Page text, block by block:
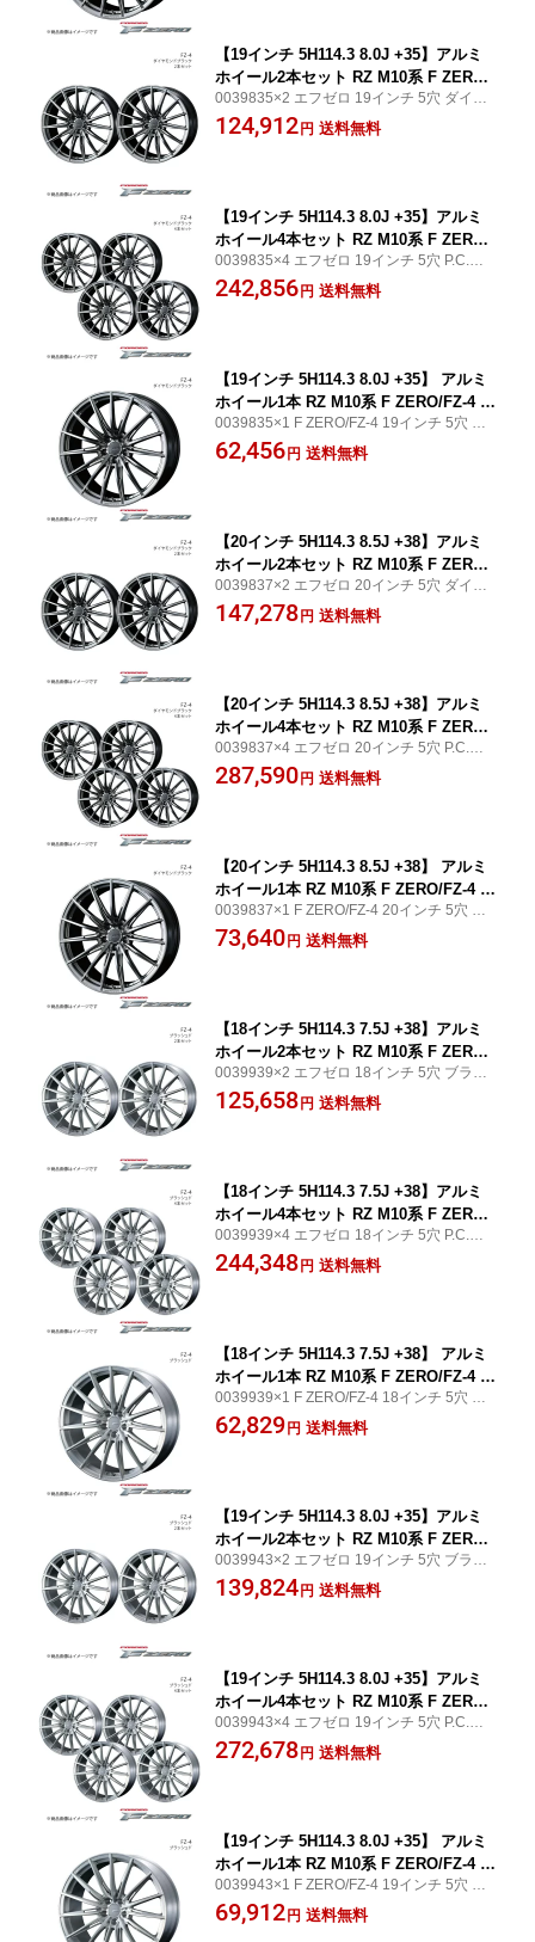
【19インチ 5H114.3 8.0J +35】アルミ
ホイール2本セット RZ M10系 F ZERO/
FZ-4 ダイヤモンドブラック 0039835×2
0039835×2 エフゼロ 19インチ 5穴 ダイヤ
モンドブラック WEDS WHEEL/ウェッズホ
イール フロント/リア共用
124,912円 送料無料
【19インチ 5H114.3 8.0J +35】アルミ
ホイール4本セット RZ M10系 F ZERO/
FZ-4 ダイヤモンドブラック 0039835×4
0039835×4 エフゼロ 19インチ 5穴 P.C.D11
4.3 ダイヤモンドブラック WEDS WHEEL/
ウェッズホイール フロント/リア共用
242,856円 送料無料
【19インチ 5H114.3 8.0J +35】 アルミ
ホイール1本 RZ M10系 F ZERO/FZ-4 ダ
イヤモンドブラック 0039835
0039835×1 F ZERO/FZ-4 19インチ 5穴 PC
D114.3 ダイヤモンドブラック WEDS WHE
EL/ウェッズホイール フロント/リア共用
62,456円 送料無料
【20インチ 5H114.3 8.5J +38】アルミ
ホイール2本セット RZ M10系 F ZERO/
FZ-4 ダイヤモンドブラック 0039837×2
0039837×2 エフゼロ 20インチ 5穴 ダイヤ
モンドブラック WEDS WHEEL/ウェッズホ
イール フロント/リア共用
147,278円 送料無料
【20インチ 5H114.3 8.5J +38】アルミ
ホイール4本セット RZ M10系 F ZERO/
FZ-4 ダイヤモンドブラック 0039837×4
0039837×4 エフゼロ 20インチ 5穴 P.C.D11
4.3 ダイヤモンドブラック WEDS WHEEL/
ウェッズホイール フロント/リア共用
287,590円 送料無料
【20インチ 5H114.3 8.5J +38】 アルミ
ホイール1本 RZ M10系 F ZERO/FZ-4 ダ
イヤモンドブラック 0039837
0039837×1 F ZERO/FZ-4 20インチ 5穴 PC
D114.3 ダイヤモンドブラック WEDS WHE
EL/ウェッズホイール フロント/リア共用
73,640円 送料無料
【18インチ 5H114.3 7.5J +38】アルミ
ホイール2本セット RZ M10系 F ZERO/
FZ-4 ブラッシュド 0039939×2
0039939×2 エフゼロ 18インチ 5穴 ブラッ
シュド WEDS WHEEL/ウェッズホイール フ
ロント/リア共用
125,658円 送料無料
【18インチ 5H114.3 7.5J +38】アルミ
ホイール4本セット RZ M10系 F ZERO/
FZ-4 ブラッシュド 0039939×4
0039939×4 エフゼロ 18インチ 5穴 P.C.D11
4.3 ブラッシュド WEDS WHEEL/ウェッズ
ホイール フロント/リア共用
244,348円 送料無料
【18インチ 5H114.3 7.5J +38】 アルミ
ホイール1本 RZ M10系 F ZERO/FZ-4 ブ
ラッシュド 0039939
0039939×1 F ZERO/FZ-4 18インチ 5穴 PC
D114.3 ブラッシュド WEDS WHEEL/ウェ
ッズホイール フロント/リア共用
62,829円 送料無料
【19インチ 5H114.3 8.0J +35】アルミ
ホイール2本セット RZ M10系 F ZERO/
FZ-4 ブラッシュド 0039943×2
0039943×2 エフゼロ 19インチ 5穴 ブラッ
シュド WEDS WHEEL/ウェッズホイール フ
ロント/リア共用
139,824円 送料無料
【19インチ 5H114.3 8.0J +35】アルミ
ホイール4本セット RZ M10系 F ZERO/
FZ-4 ブラッシュド 0039943×4
0039943×4 エフゼロ 19インチ 5穴 P.C.D11
4.3 ブラッシュド WEDS WHEEL/ウェッズ
ホイール フロント/リア共用
272,678円 送料無料
【19インチ 5H114.3 8.0J +35】 アルミ
ホイール1本 RZ M10系 F ZERO/FZ-4 ブ
ラッシュド 0039943
0039943×1 F ZERO/FZ-4 19インチ 5穴 PC
D114.3 ブラッシュド WEDS WHEEL/ウェ
ッズホイール フロント/リア共用
69,912円 送料無料